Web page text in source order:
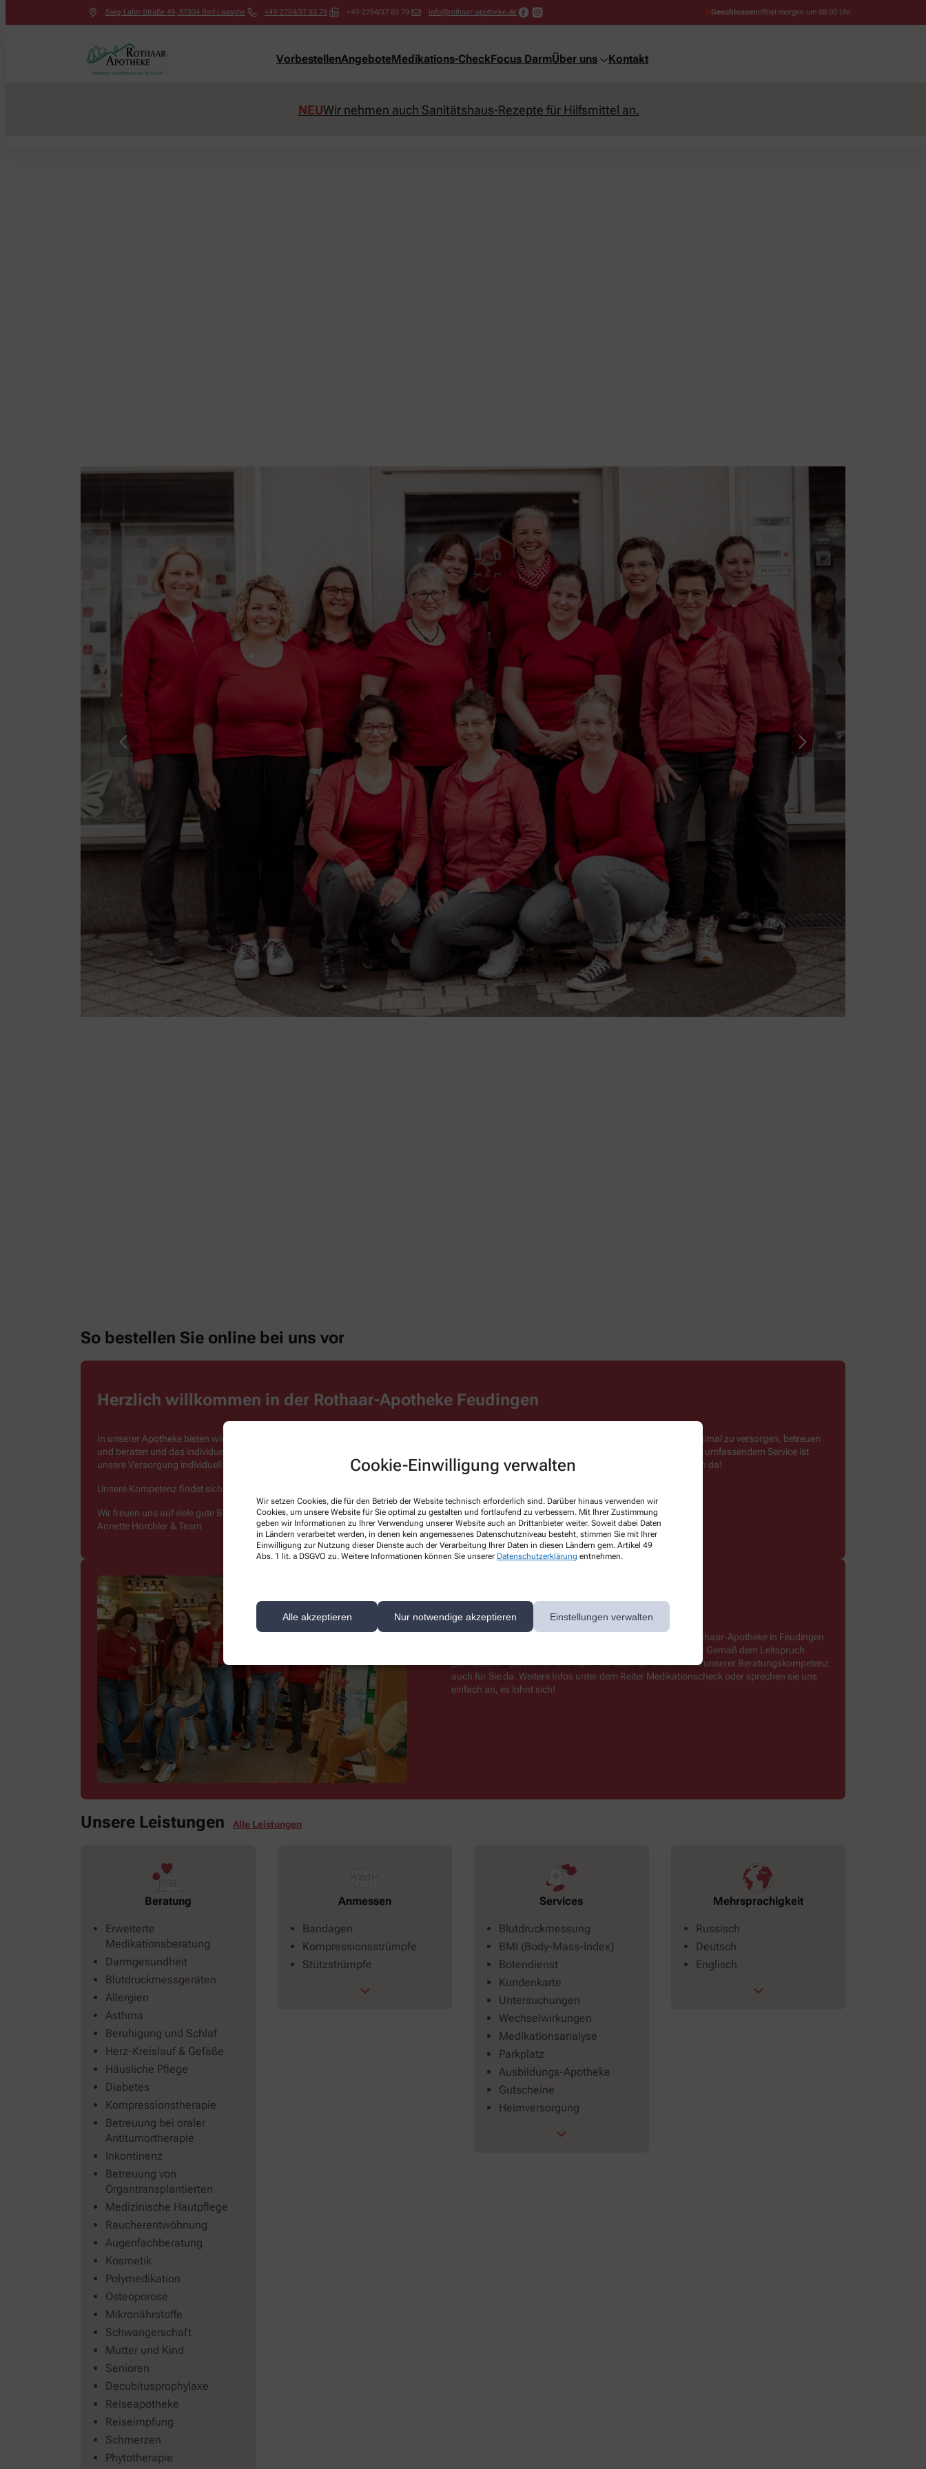
Cookie-Einwilligung verwalten
Wir setzen Cookies, die für den Betrieb der Website technisch erforderlich sind. Darüber hinaus verwenden wir
Cookies, um unsere Website für Sie optimal zu gestalten und fortlaufend zu verbessern. Mit Ihrer Zustimmung
geben wir Informationen zu Ihrer Verwendung unserer Website auch an Drittanbieter weiter. Soweit dabei Daten
in Ländern verarbeitet werden, in denen kein angemessenes Datenschutzniveau besteht, stimmen Sie mit Ihrer
Einwilligung zur Nutzung dieser Dienste auch der Verarbeitung Ihrer Daten in diesen Ländern gem. Artikel 49
Abs. 1 lit. a DSGVO zu. Weitere Informationen können Sie unserer Datenschutzerklärung entnehmen.
Alle akzeptieren Nur notwendige akzeptieren Einstellungen verwalten
Sieg-Lahn-Straße 49, 57334 Bad Laasphe +49-2754/37 83 78 +49-2754/37 83 79 info@rothaar-apotheke.de Geschlossenöffnet morgen um 08:00 Uhr
VorbestellenAngeboteMedikations-CheckFocus DarmÜber uns Kontakt
NEUWir nehmen auch Sanitätshaus-Rezepte für Hilfsmittel an.
So bestellen Sie online bei uns vor
Herzlich willkommen in der Rothaar-Apotheke Feudingen
In unserer Apotheke bieten wir kompetenten Service rund um Gesundheit und das persönliche Wohlbefinden. Unser Ziel ist es, unsere Kunden optimal zu versorgen, betreuen
und beraten und das individuell und in allen Lebenslagen. Neben einem breiten Leistungsspektrum, fachkundiger und persönlicher Beratung und umfassendem Service ist
unsere Versorgung individuell an die jeweiligen Bedürfnisse angepasst, ganz nach unserem Leitmotto: kompetent – persönlich und nah – für euch da!
Unsere Kompetenz findet sich nicht nur vor Ort, sondern auch online: Doppelte Wege sparen und von exklusiven Angeboten profitieren!
Wir freuen uns auf viele gute Begegnungen!
Annette Horchler & Team
Ausgezeichnet!
Ganz frisch zeichnete das Deutsche Apothekenportal die Rothaar-Apotheke in Feudingen
mit einem Award für pharmazeutische Dienstleistungen aus! Gemäß dem Leitspruch
„kompetent – persönlich und nah – für euch da“ sind wir mit unserer Beratungskompetenz
auch für Sie da. Weitere Infos unter dem Reiter Medikationscheck oder sprechen sie uns
einfach an, es lohnt sich!
Unsere Leistungen Alle Leistungen
Beratung
Erweiterte
Medikationsberatung
Darmgesundheit
Blutdruckmessgeräten
Allergien
Asthma
Beruhigung und Schlaf
Herz-Kreislauf & Gefäße
Häusliche Pflege
Diabetes
Kompressionstherapie
Betreuung bei oraler
Antitumortherapie
Inkontinenz
Betreuung von
Organtransplantierten
Medizinische Hautpflege
Raucherentwöhnung
Augenfachberatung
Kosmetik
Polymedikation
Osteoporose
Mikronährstoffe
Schwangerschaft
Mutter und Kind
Senioren
Decubitusprophylaxe
Reiseapotheke
Reiseimpfung
Schmerzen
Phytotherapie
Anmessen
Bandagen
Kompressionsstrümpfe
Stützstrümpfe
Services
Blutdruckmessung
BMI (Body-Mass-Index)
Botendienst
Kundenkarte
Untersuchungen
Wechselwirkungen
Medikationsanalyse
Parkplatz
Ausbildungs-Apotheke
Gutscheine
Heimversorgung
Mehrsprachigkeit
Russisch
Deutsch
Englisch